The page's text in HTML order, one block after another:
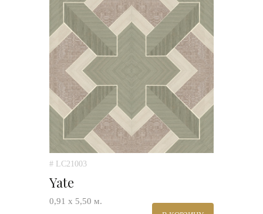
# LC21003
Yate
0,91 х 5,50 м.